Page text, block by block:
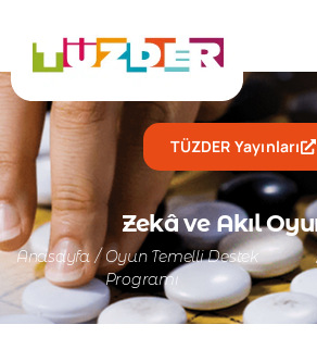
TÜZDER Yayınları
Zekâ ve Akıl
Anasayfa / Oyun Temelli Destek
Programı